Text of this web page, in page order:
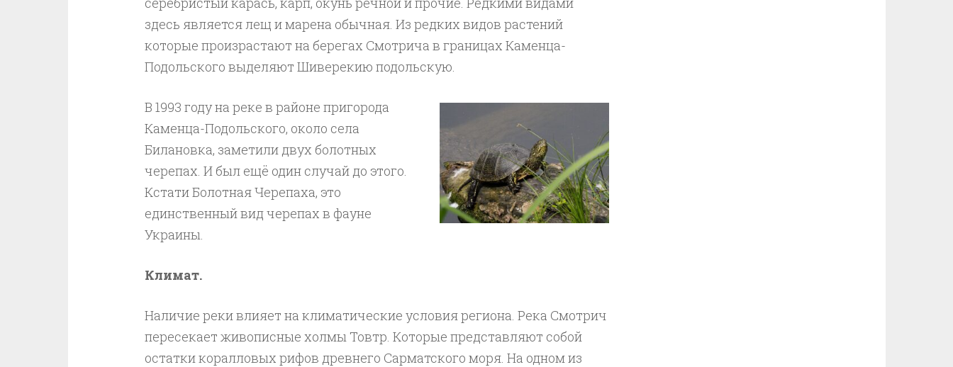
здесь является лещ и марена обычная. Из редких видов растений
которые произрастают на берегах Смотрича в границах Каменца-
Подольского выделяют Шиверекию подольскую.
В 1993 году на реке в районе пригорода
Каменца-Подольского, около села
Билановка, заметили двух болотных
черепах. И был ещё один случай до этого.
Кстати Болотная Черепаха, это
единственный вид черепах в фауне
Украины.
Климат.
Наличие реки влияет на климатические условия региона. Река Смотрич
пересекает живописные холмы Товтр. Которые представляют собой
остатки коралловых рифов древнего Сарматского моря. На одном из